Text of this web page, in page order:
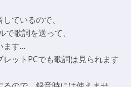
ているので、
歌詞を送って、
ます…
ットPCでも歌詞は見られます